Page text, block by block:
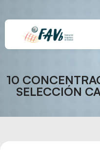
10
SELECCIÓN